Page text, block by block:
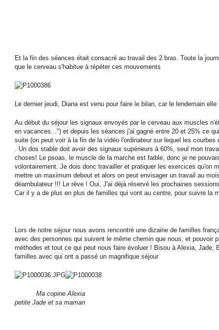
Et la fin des séances était consacré au travail des 2 bras. Toute la
que le cerveau s'habitue à répéter ces mouvements
Le dernier jeudi, Diana est venu pour faire le bilan, car le lendemain
Au début du séjour les signaux envoyés par le cerveau aux muscles
en vacances...") et depuis les séances j'ai gagné entre 20 et 25% ce
suite (on peut voir à la fin de la vidéo l'ordinateur sur lequel les courbes
. Un dos stable doit avoir des signaux supérieurs à 60%, seul mon
choses! Le psoas, le muscle de la marche est faible, donc je ne
volontairement. Je dois donc travailler et pratiquer les exercices qu'on
mettre un maximum debout et alors on peut envisager un travail au
déambulateur !!! Le rêve ! Oui, J'ai déjà réservé les prochaines
Car il y a de plus en plus de familles qui vont au centre, pour suivre la
Lors de notre séjour nous avons rencontré une dizaine de familles
avec des personnes qui suivent le même chemin que nous, et pouvoir
méthodes et tout ce qui peut nous faire évoluer ! Bisou à Alexia, Jade,
familles avec qui ont a passé un magnifique séjour
Ma copine
petite Jade et sa maman